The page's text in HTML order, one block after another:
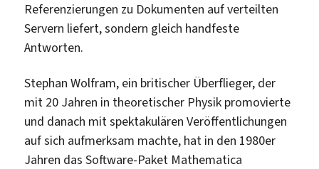
Referenzierungen zu Dokumenten auf verteilten
Servern liefert, sondern gleich handfeste
Antworten.
Stephan Wolfram, ein britischer Überflieger, der
mit 20 Jahren in theoretischer Physik promovierte
und danach mit spektakulären Veröffentlichungen
auf sich aufmerksam machte, hat in den 1980er
Jahren das Software-Paket Mathematica